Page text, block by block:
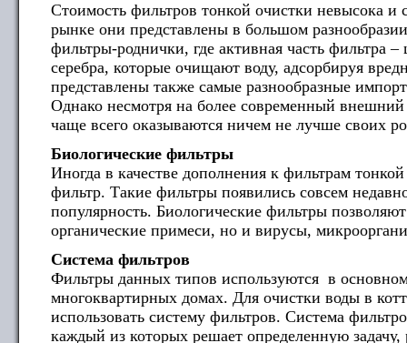
Стоимость фильтров тонкой очистки невысока и
рынке они представлены в большом
фильтры-роднички, где активная часть фильтра
серебра, которые очищают воду, адсорбируя
представлены также самые разнообразные
Однако несмотря на более современный
чаще всего оказываются ничем не лучше своих
Биологические фильтры
Иногда в качестве дополнения к фильтрам
фильтр. Такие фильтры появились совсем
популярность. Биологические фильтры
органические примеси, но и вирусы,
Система фильтров
Фильтры данных типов используются в
многоквартирных домах. Для очистки воды в
использовать систему фильтров. Система
каждый из которых решает определенную